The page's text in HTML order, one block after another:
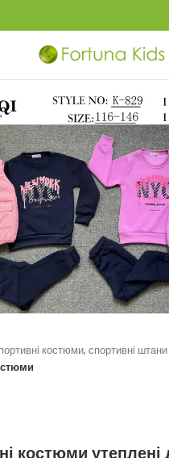
to enlarge
костюми, спортивні штани
костюми утеплені